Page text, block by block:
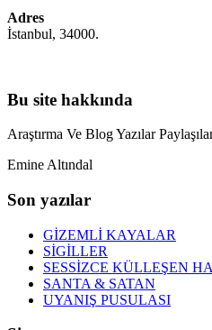
Adres
İstanbul, 34000.
Bu site hakkında
Araştırma Ve Blog Yazılar
Emine Altındal
Son yazılar
GİZEMLİ KAYALAR
SİGİLLER
SESSİZCE KÜLLEŞEN
SANTA & SATAN
UYANIŞ PUSULASI